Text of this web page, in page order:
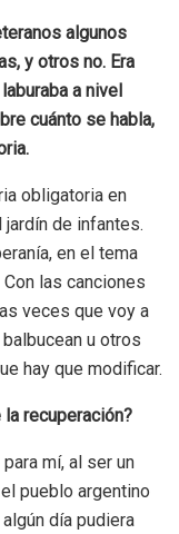
algunos
y otros no. Era
a nivel
cuánto se habla,
obligatoria en
de infantes.
en el tema
las canciones
veces que voy a
u otros
hay que modificar.
recuperación?
mí, al ser un
pueblo argentino
día pudiera